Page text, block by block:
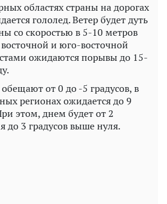
областях страны на дорогах
гололед. Ветер будет дуть
со скоростью в 5-10 метров
восточной и юго-восточной
ожидаются порывы до 15-
от 0 до -5 градусов, в
регионах ожидается до 9
этом, днем будет от 2
до 3 градусов выше нуля.